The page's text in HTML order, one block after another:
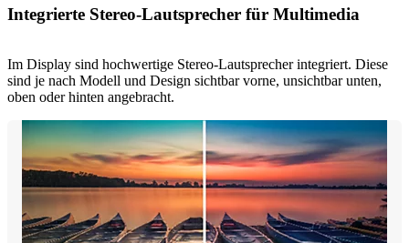
Integrierte Stereo-Lautsprecher für Multimedia
Im Display sind hochwertige Stereo-Lautsprecher integriert. Diese
sind je nach Modell und Design sichtbar vorne, unsichtbar unten,
oben oder hinten angebracht.